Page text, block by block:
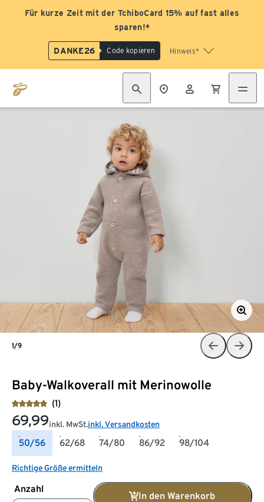
Für kurze Zeit mit der TchiboCard 15% auf fast alles
sparen!*
DANKE26 Code kopieren Hinweis*
Baby-Walkoverall mit Merinowolle
(1)
69,99inkl. MwSt.inkl. Versandkosten
50/56 62/68 74/80 86/92 98/104
Richtige Größe ermitteln
Anzahl
In den Warenkorb
1/9